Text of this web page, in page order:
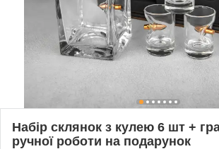
Набір склянок з кулею 6 шт +
ручної роботи на подарунок